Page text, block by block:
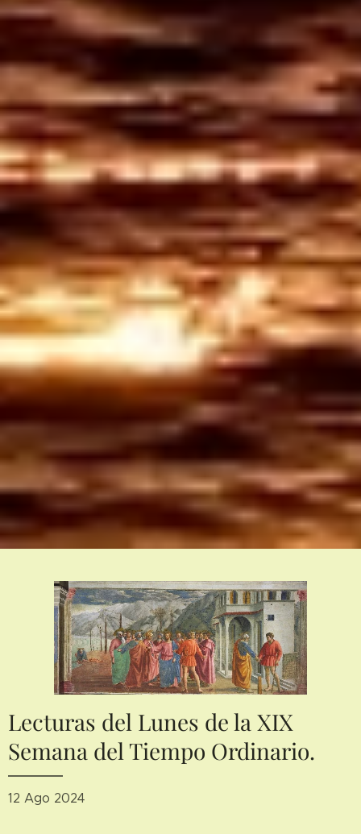
Lecturas del Lunes de la XIX
Semana del Tiempo Ordinario.
12 Ago 2024